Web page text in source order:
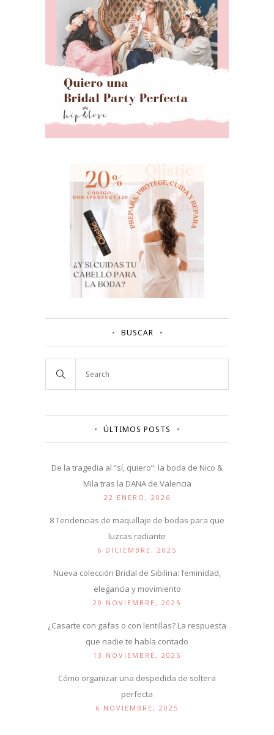
BUSCAR
ÚLTIMOS POSTS
De la tragedia al “sí, quiero”: la boda de Nico &
Mila tras la DANA de Valencia
22 ENERO, 2026
8 Tendencias de maquillaje de bodas para que
luzcas radiante
6 DICIEMBRE, 2025
Nueva colección Bridal de Sibilina: feminidad,
elegancia y movimiento
20 NOVIEMBRE, 2025
¿Casarte con gafas o con lentillas? La respuesta
que nadie te había contado
13 NOVIEMBRE, 2025
Cómo organizar una despedida de soltera
perfecta
6 NOVIEMBRE, 2025